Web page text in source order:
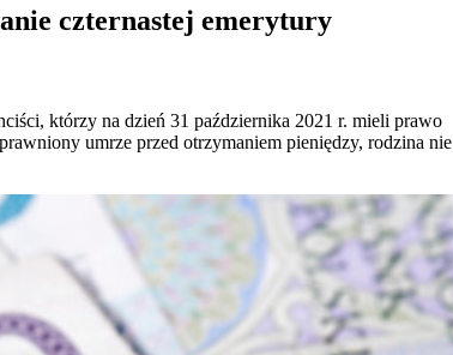
czternastej emerytury
którzy na dzień 31 października 2021 r. mieli prawo
umrze przed otrzymaniem pieniędzy, rodzina nie